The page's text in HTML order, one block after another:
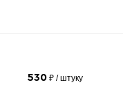
530₽ / штуку